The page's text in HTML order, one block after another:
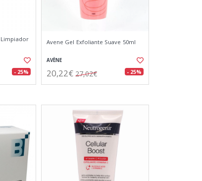
- 25%
Avene Gel Exfoliante Suave 50ml
AVÈNE
20,22€ 27,02€ - 25%